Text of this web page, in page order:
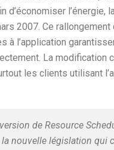
d’économiser l’énergie,
2007. Ce
à l’application
La
les clients utilisant
de Resource
la nouvelle législation qui